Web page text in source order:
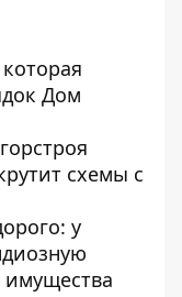
Дом
схемы с
у
имущества